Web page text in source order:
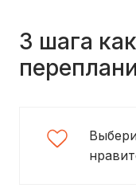
3 шага